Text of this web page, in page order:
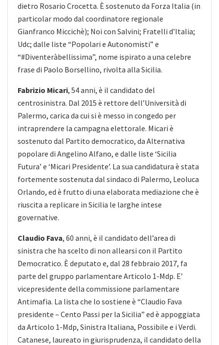
dietro Rosario Crocetta. È sostenuto da Forza Italia (in
particolar modo dal coordinatore regionale
Gianfranco Miccichè); Noi con Salvini; Fratelli d’Italia;
Udc; dalle liste “Popolari e Autonomisti” e
“#Diventeràbellissima”, nome ispirato a una celebre
frase di Paolo Borsellino, rivolta alla Sicilia.
Fabrizio Micari, 54 anni, è il candidato del
centrosinistra. Dal 2015 è rettore dell’Università di
Palermo, carica da cui si è messo in congedo per
intraprendere la campagna elettorale. Micari è
sostenuto dal Partito democratico, da Alternativa
popolare di Angelino Alfano, e dalle liste ‘Sicilia
Futura’ e ‘Micari Presidente’. La sua candidatura è stata
fortemente sostenuta dal sindaco di Palermo, Leoluca
Orlando, ed è frutto di una elaborata mediazione che è
riuscita a replicare in Sicilia le larghe intese
governative.
Claudio Fava, 60 anni, è il candidato dell’area di
sinistra che ha scelto di non allearsi con il Partito
Democratico. È deputato e, dal 28 febbraio 2017, fa
parte del gruppo parlamentare Articolo 1-Mdp. E’
vicepresidente della commissione parlamentare
Antimafia. La lista che lo sostiene è “Claudio Fava
presidente – Cento Passi per la Sicilia” ed è appoggiata
da Articolo 1-Mdp, Sinistra Italiana, Possibile e i Verdi.
Catanese, laureato in giurisprudenza, il candidato della